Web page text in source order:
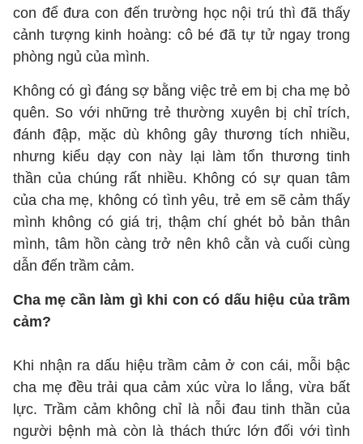
con để đưa con đến trường học nội trú thì đã thấy
cảnh tượng kinh hoàng: cô bé đã tự tử ngay trong
phòng ngủ của mình.
Không có gì đáng sợ bằng việc trẻ em bị cha mẹ bỏ
quên. So với những trẻ thường xuyên bị chỉ trích,
đánh đập, mặc dù không gây thương tích nhiều,
nhưng kiểu dạy con này lại làm tổn thương tinh
thần của chúng rất nhiều. Không có sự quan tâm
của cha mẹ, không có tình yêu, trẻ em sẽ cảm thấy
mình không có giá trị, thậm chí ghét bỏ bản thân
mình, tâm hồn càng trở nên khô cằn và cuối cùng
dẫn đến trầm cảm.
Cha mẹ cần làm gì khi con có dấu hiệu của trầm
cảm?
Khi nhận ra dấu hiệu trầm cảm ở con cái, mỗi bậc
cha mẹ đều trải qua cảm xúc vừa lo lắng, vừa bất
lực. Trầm cảm không chỉ là nỗi đau tinh thần của
người bệnh mà còn là thách thức lớn đối với tình